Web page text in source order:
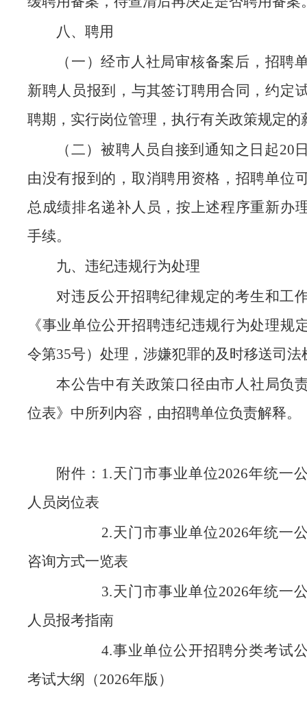
八、聘用
（一）经市人社局审核备案后，招聘
新聘人员报到，与其签订聘用合同，约定
聘期，实行岗位管理，执行有关政策规定的
（二）被聘人员自接到通知之日起20
由没有报到的，取消聘用资格，招聘单位
总成绩排名递补人员，按上述程序重新办
手续。
九、违纪违规行为处理
对违反公开招聘纪律规定的考生和工
《事业单位公开招聘违纪违规行为处理规
令第35号）处理，涉嫌犯罪的及时移送司法
本公告中有关政策口径由市人社局负
位表》中所列内容，由招聘单位负责解释。
附件：1.天门市事业单位2026年统一
人员岗位表
2.天门市事业单位2026年统一公
咨询方式一览表
3.天门市事业单位2026年统一公
人员报考指南
4.事业单位公开招聘分类考试公
考试大纲（2026年版）